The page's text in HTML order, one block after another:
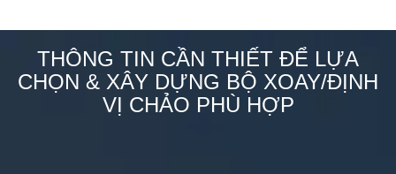
THÔNG TIN CẦN THIẾT ĐỂ LỰA
CHỌN & XÂY DỰNG BỘ XOAY/ĐỊNH
VỊ CHẢO PHÙ HỢP